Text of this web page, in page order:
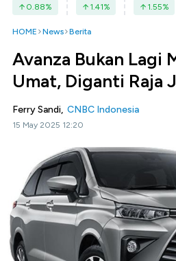
0.88% 1.41% 1.55%
HOME News Berita
Avanza Bukan Lagi
Umat, Diganti Raja
Ferry Sandi, CNBC Indonesia
15 May 2025 12:20